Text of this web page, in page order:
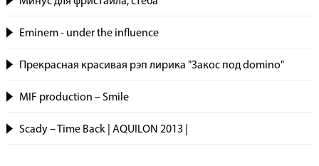
Eminem - under the influence
Прекрасная красивая рэп лирика "Закос под domino"
MIF production – Smile
Scady – Time Back | AQUILON 2013 |